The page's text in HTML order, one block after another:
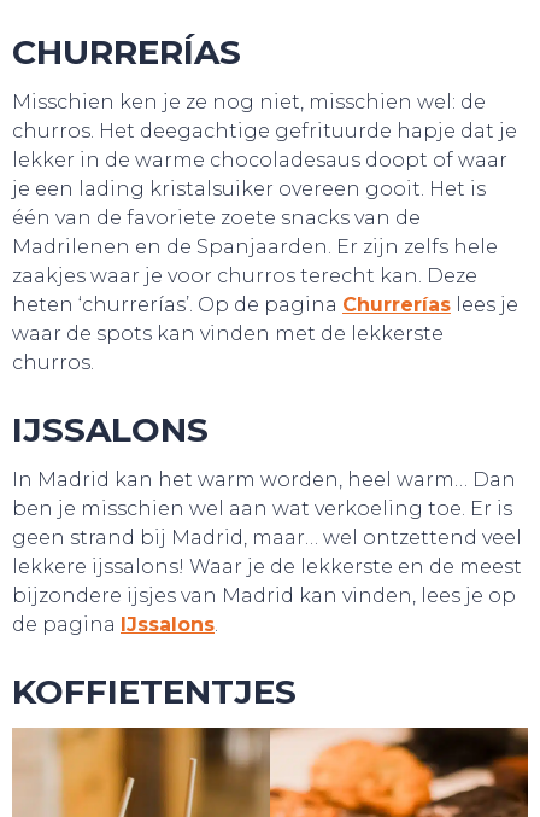
TOURS
WEBSHOP
CHURRERÍAS
Misschien ken je ze nog niet, misschien wel: de
churros. Het deegachtige gefrituurde hapje dat je
lekker in de warme chocoladesaus doopt of waar
je een lading kristalsuiker overeen gooit. Het is
één van de favoriete zoete snacks van de
Madrilenen en de Spanjaarden. Er zijn zelfs hele
zaakjes waar je voor churros terecht kan. Deze
heten ‘churrerías’. Op de pagina Churrerías lees je
waar de spots kan vinden met de lekkerste
churros.
IJSSALONS
In Madrid kan het warm worden, heel warm… Dan
ben je misschien wel aan wat verkoeling toe. Er is
geen strand bij Madrid, maar… wel ontzettend veel
lekkere ijssalons! Waar je de lekkerste en de meest
bijzondere ijsjes van Madrid kan vinden, lees je op
de pagina IJssalons.
KOFFIETENTJES